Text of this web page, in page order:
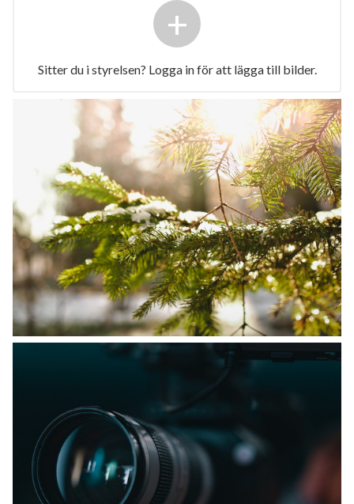
+
Sitter du i styrelsen? Logga in för att lägga till bilder.